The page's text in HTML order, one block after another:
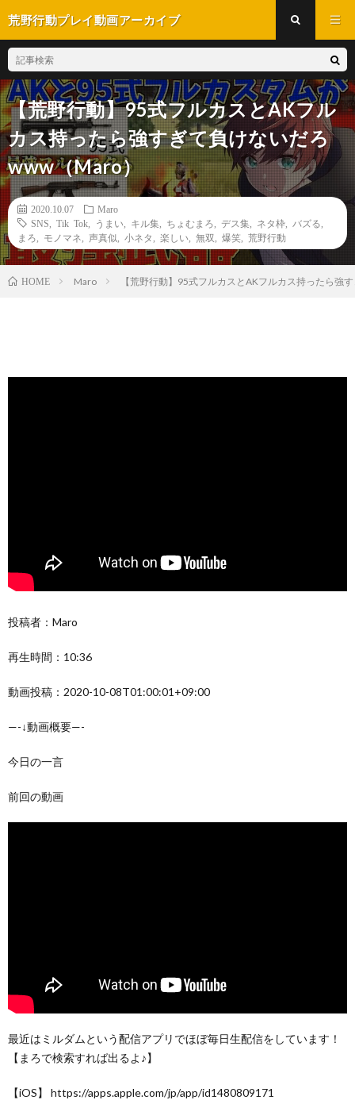
荒野行動プレイ動画アーカイブ
【荒野行動】95式フルカスとAKフル
カス持ったら強すぎて負けないだろ
www（Maro）
2020.10.07
Maro
SNS
Tik Tok うまい キル集 ちょむまろ デス集 ネタ枠 バズる
まろ
モノマネ 声真似 小ネタ 楽しい 無双 爆笑 荒野行動
HOME Maro 【荒野行動】95式フルカスとAKフルカス持ったら強
投稿者：Maro
再生時間：10:36
動画投稿：2020-10-08T01:00:01+09:00
—-↓動画概要—-
今日の一言
前回の動画
最近はミルダムという配信アプリでほぼ毎日生配信をしています！
【まろで検索すれば出るよ♪】
【iOS】 https://apps.apple.com/jp/app/id1480809171